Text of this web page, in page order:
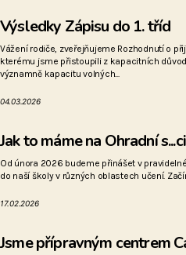
Výsledky Zápisu do 1. tříd
Vážení rodiče, zveřejňujeme Rozhodnutí o
kterému jsme přistoupili z kapacitních
významně kapacitu volných...
04.03.2026
Jak to máme na Ohradní
Od února 2026 budeme přinášet v
do naší školy v různých oblastech učení.
17.02.2026
Jsme přípravným centrem